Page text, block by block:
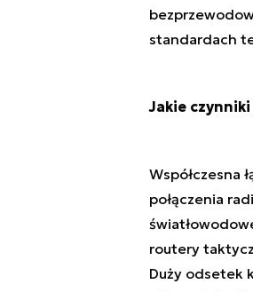
standardach
Jakie
Współczesna
połączenia
routery
Duży odsetek